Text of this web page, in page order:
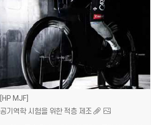
HP MJF
공기역학 시험을 위한 적층 제조